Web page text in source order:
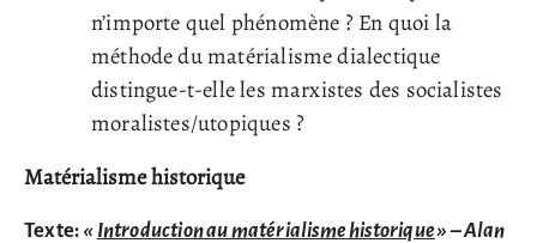
n’importe quel phénomène ? En quoi la
méthode du matérialisme dialectique
distingue-t-elle les marxistes des socialistes
moralistes/utopiques ?
Matérialisme historique
Texte: « Introduction au matérialisme historique» – Alan